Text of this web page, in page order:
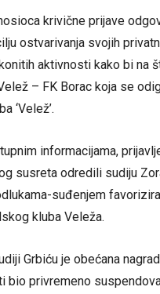
krivične prijave
ostvarivanja svojih
aktivnosti kako bi na
– FK Borac koja se
‘Velež’.
informacijama,
susreta odredili sudiju
suđenjem
kluba Veleža.
Grbiću je obećana
bio privremeno